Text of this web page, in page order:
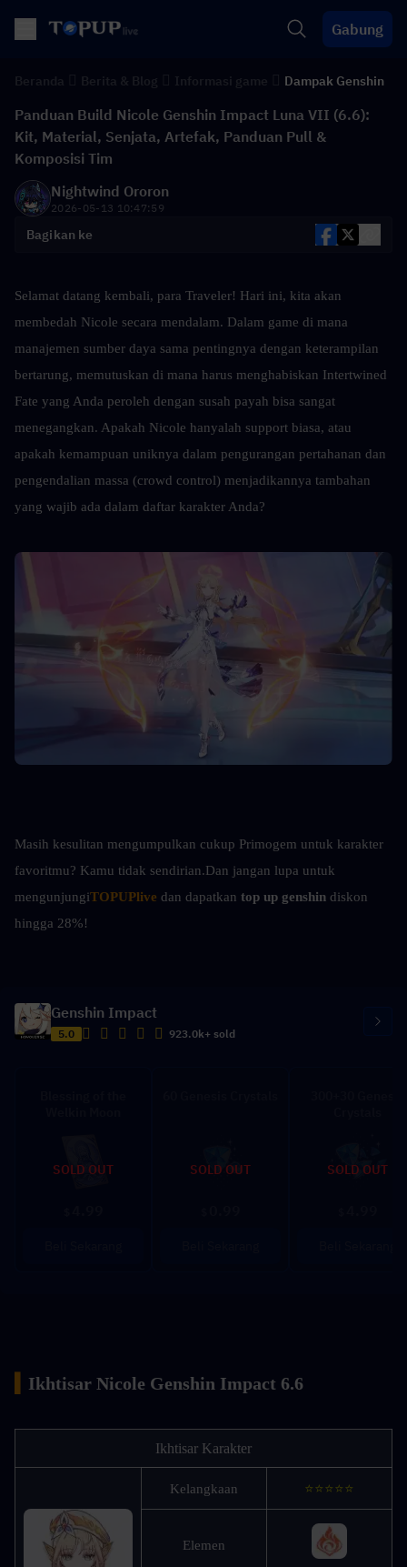
Gabung
Dampak Genshin
Panduan Build Nicole Genshin Impact Luna VII (6.6):
Kit, Material, Senjata, Artefak, Panduan Pull &
Komposisi Tim
Nightwind Ororon
2026-05-13 10:47:59
Bagikan ke
Selamat datang kembali, para Traveler! Hari ini, kita akan
membedah Nicole secara mendalam. Dalam game di mana
manajemen sumber daya sama pentingnya dengan keterampilan
bertarung, memutuskan di mana harus menghabiskan Intertwined
Fate yang Anda peroleh dengan susah payah bisa sangat
menegangkan. Apakah Nicole hanyalah support biasa, atau
apakah kemampuan uniknya dalam pengurangan pertahanan dan
pengendalian massa (crowd control) menjadikannya tambahan
yang wajib ada dalam daftar karakter Anda?
Masih kesulitan mengumpulkan cukup Primogem untuk karakter
favoritmu? Kamu tidak sendirian.Dan jangan lupa untuk
mengunjungiTOPUPlive dan dapatkan top up genshin diskon
hingga 28%!
Genshin Impact
5.0 923.0k+ sold
SOLD OUT SOLD OUT SOLD OUT
Ikhtisar Nicole Genshin Impact 6.6
Ikhtisar Karakter
Kelangkaan ⭐⭐⭐⭐⭐
Elemen